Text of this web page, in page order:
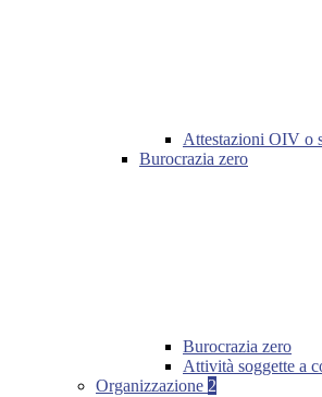
Attestazioni OIV o
Burocrazia zero
Burocrazia zero
Attività soggette a
Organizzazione 2